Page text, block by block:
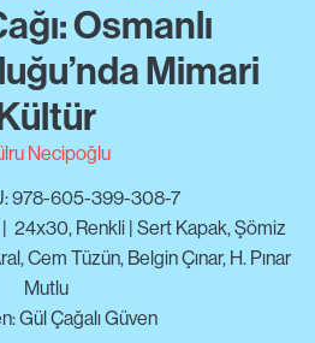
Osmanlı
Mimari
Necipoğlu
978-605-399-308-7
| 24x30, Renkli | Sert Kapak, Şömiz
Cem Tüzün, Belgin Çınar, H. Pınar
Mutlu
Gül Çağalı Güven